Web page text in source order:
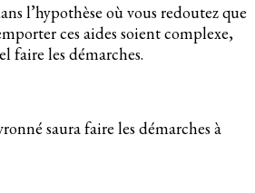
l’hypothèse où vous redoutez que
ces aides soient complexe,
faire les démarches.
saura faire les démarches à